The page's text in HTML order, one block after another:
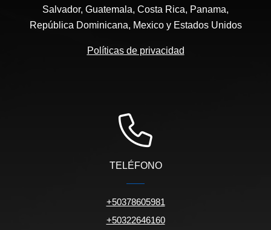
Salvador, Guatemala, Costa Rica, Panama,
República Dominicana, Mexico y Estados Unidos
Políticas de privacidad
TELÉFONO
+50378605981
+50322646160